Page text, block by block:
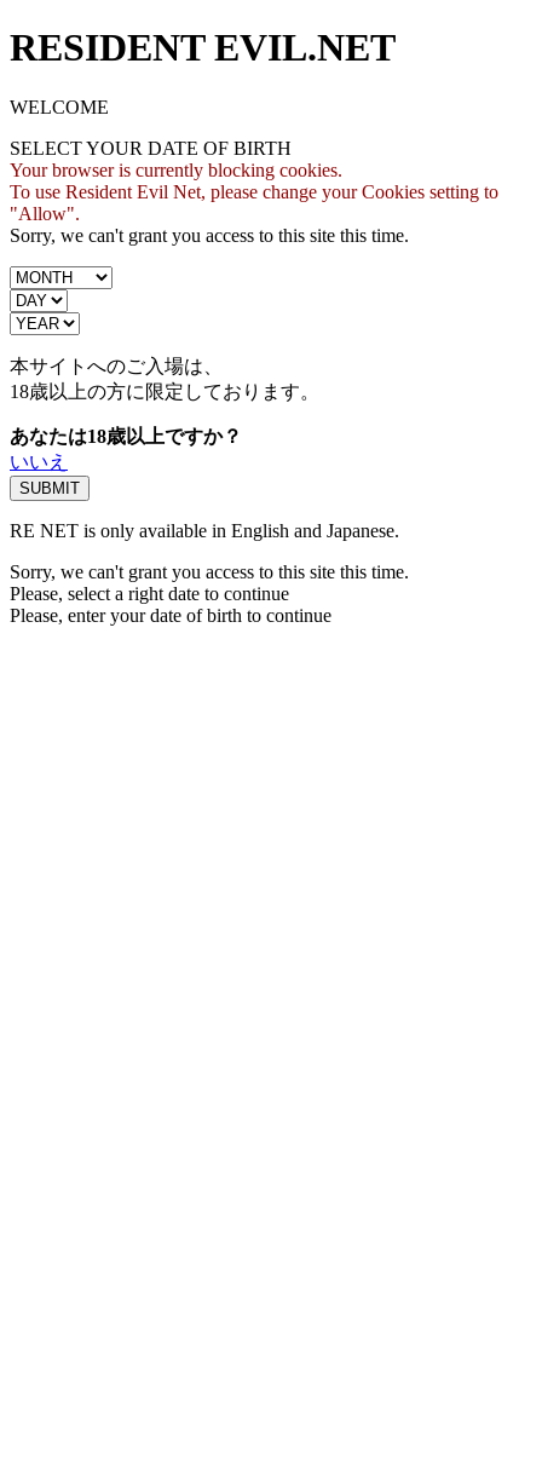
RESIDENT EVIL.NET
WELCOME
SELECT YOUR DATE OF BIRTH
Your browser is currently blocking cookies.
To use Resident Evil Net, please change your Cookies setting to
"Allow".
Sorry, we can't grant you access to this site this time.
本サイトへのご入場は、
18歳以上の方に限定しております。
あなたは18歳以上ですか？
いいえ
RE NET is only available in English and Japanese.
Sorry, we can't grant you access to this site this time.
Please, select a right date to continue
Please, enter your date of birth to continue